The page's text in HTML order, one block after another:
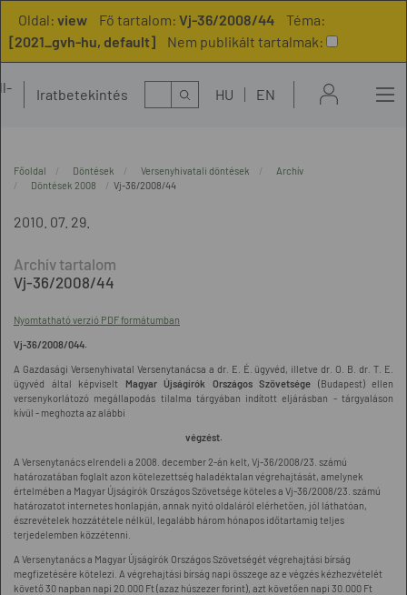
Oldal: view Fő tartalom: Vj-36/2008/44
Téma:
[2021_gvh-hu, default]
Nem publikált tartalmak:
Iratbetekintés Kereső HU EN
Főoldal Döntések Versenyhivatali döntések
Archív
Döntések 2008
Vj-36/2008/44
2010. 07. 29.
Vj-36/2008/44
Nyomtatható verzió PDF formátumban
Vj-36/2008/044.
A Gazdasági Versenyhivatal Versenytanácsa a dr. E. É. ügyvéd, illetve dr. O. B. dr. T. E.
ügyvéd által képviselt
Magyar Újságírók Országos Szövetsége (Budapest) ellen
versenykorlátozó megállapodás tilalma tárgyában indított eljárásban - tárgyaláson
kívül - meghozta az alábbi
végzést.
A Versenytanács elrendeli a 2008. december 2-án kelt, Vj-36/2008/23. számú
határozatában foglalt azon kötelezettség haladéktalan végrehajtását, amelynek
értelmében a Magyar Újságírók Országos Szövetsége köteles a Vj-36/2008/23. számú
határozatot internetes honlapján, annak nyitó oldaláról elérhetően, jól láthatóan,
észrevételek hozzátétele nélkül, legalább három hónapos időtartamig teljes
terjedelemben közzétenni.
A Versenytanács a Magyar Újságírók Országos Szövetségét végrehajtási bírság
megfizetésére kötelezi. A végrehajtási bírság napi összege az e végzés kézhezvételét
követő 30 napban napi 20.000 Ft (azaz húszezer forint), azt követően napi 30.000 Ft